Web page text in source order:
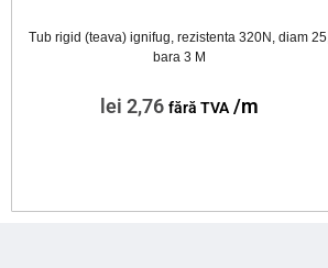
Tub rigid (teava) ignifug, rezistenta 320N, diam 25,
bara 3 M
lei 2,76 fără TVA /m